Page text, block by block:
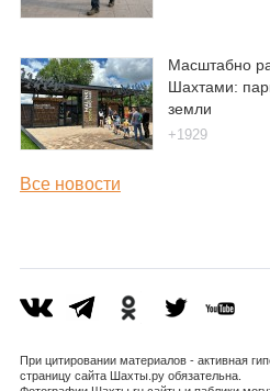
Масштабно
Шахтами:
земли
+1929
Все новости
При цитировании материалов - активная
страницу сайта Шахты.ру обязательна.